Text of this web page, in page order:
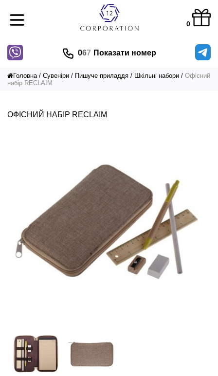
0
067 Показати номер
Головна Сувеніри Пишуче приладдя Шкільні набори
Офісний
набір RECLAIM
ОФІСНИЙ НАБІР RECLAIM